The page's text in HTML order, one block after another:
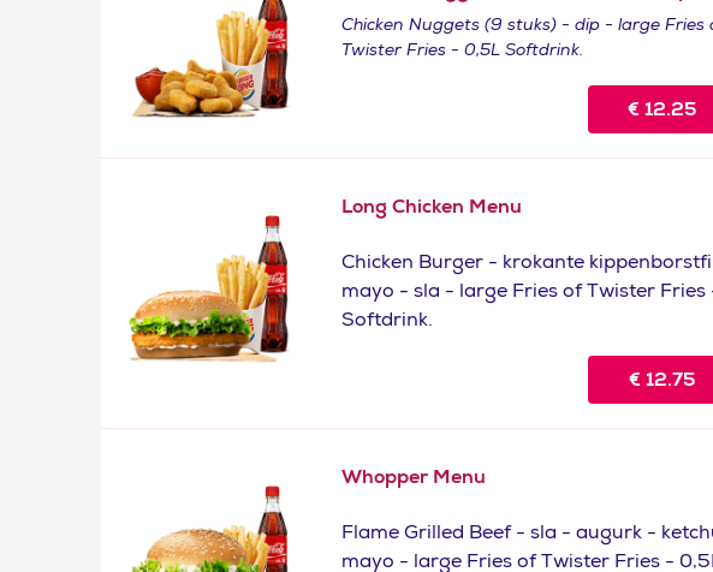
Chicken Nuggets (9 stuks) - dip - large Fries
Twister Fries - 0,5L Softdrink.
€12.25
Long Chicken Menu
Chicken Burger - krokante
mayo - sla - large Fries of Twister Fries
Softdrink.
€12.75
Whopper Menu
Flame Grilled Beef - sla - augurk -
mayo - large Fries of Twister Fries -